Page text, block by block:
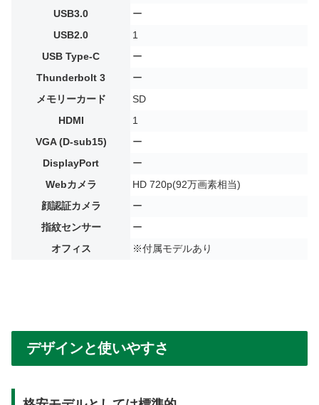
USB3.0
ー
USB2.0
1
USB Type-C
ー
Thunderbolt 3
ー
メモリーカード
SD
HDMI
1
VGA (D-sub15)
ー
DisplayPort
ー
Webカメラ
HD 720p(92万画素相当)
顔認証カメラ
ー
指紋センサー
ー
オフィス
※付属モデルあり
デザインと使いやすさ